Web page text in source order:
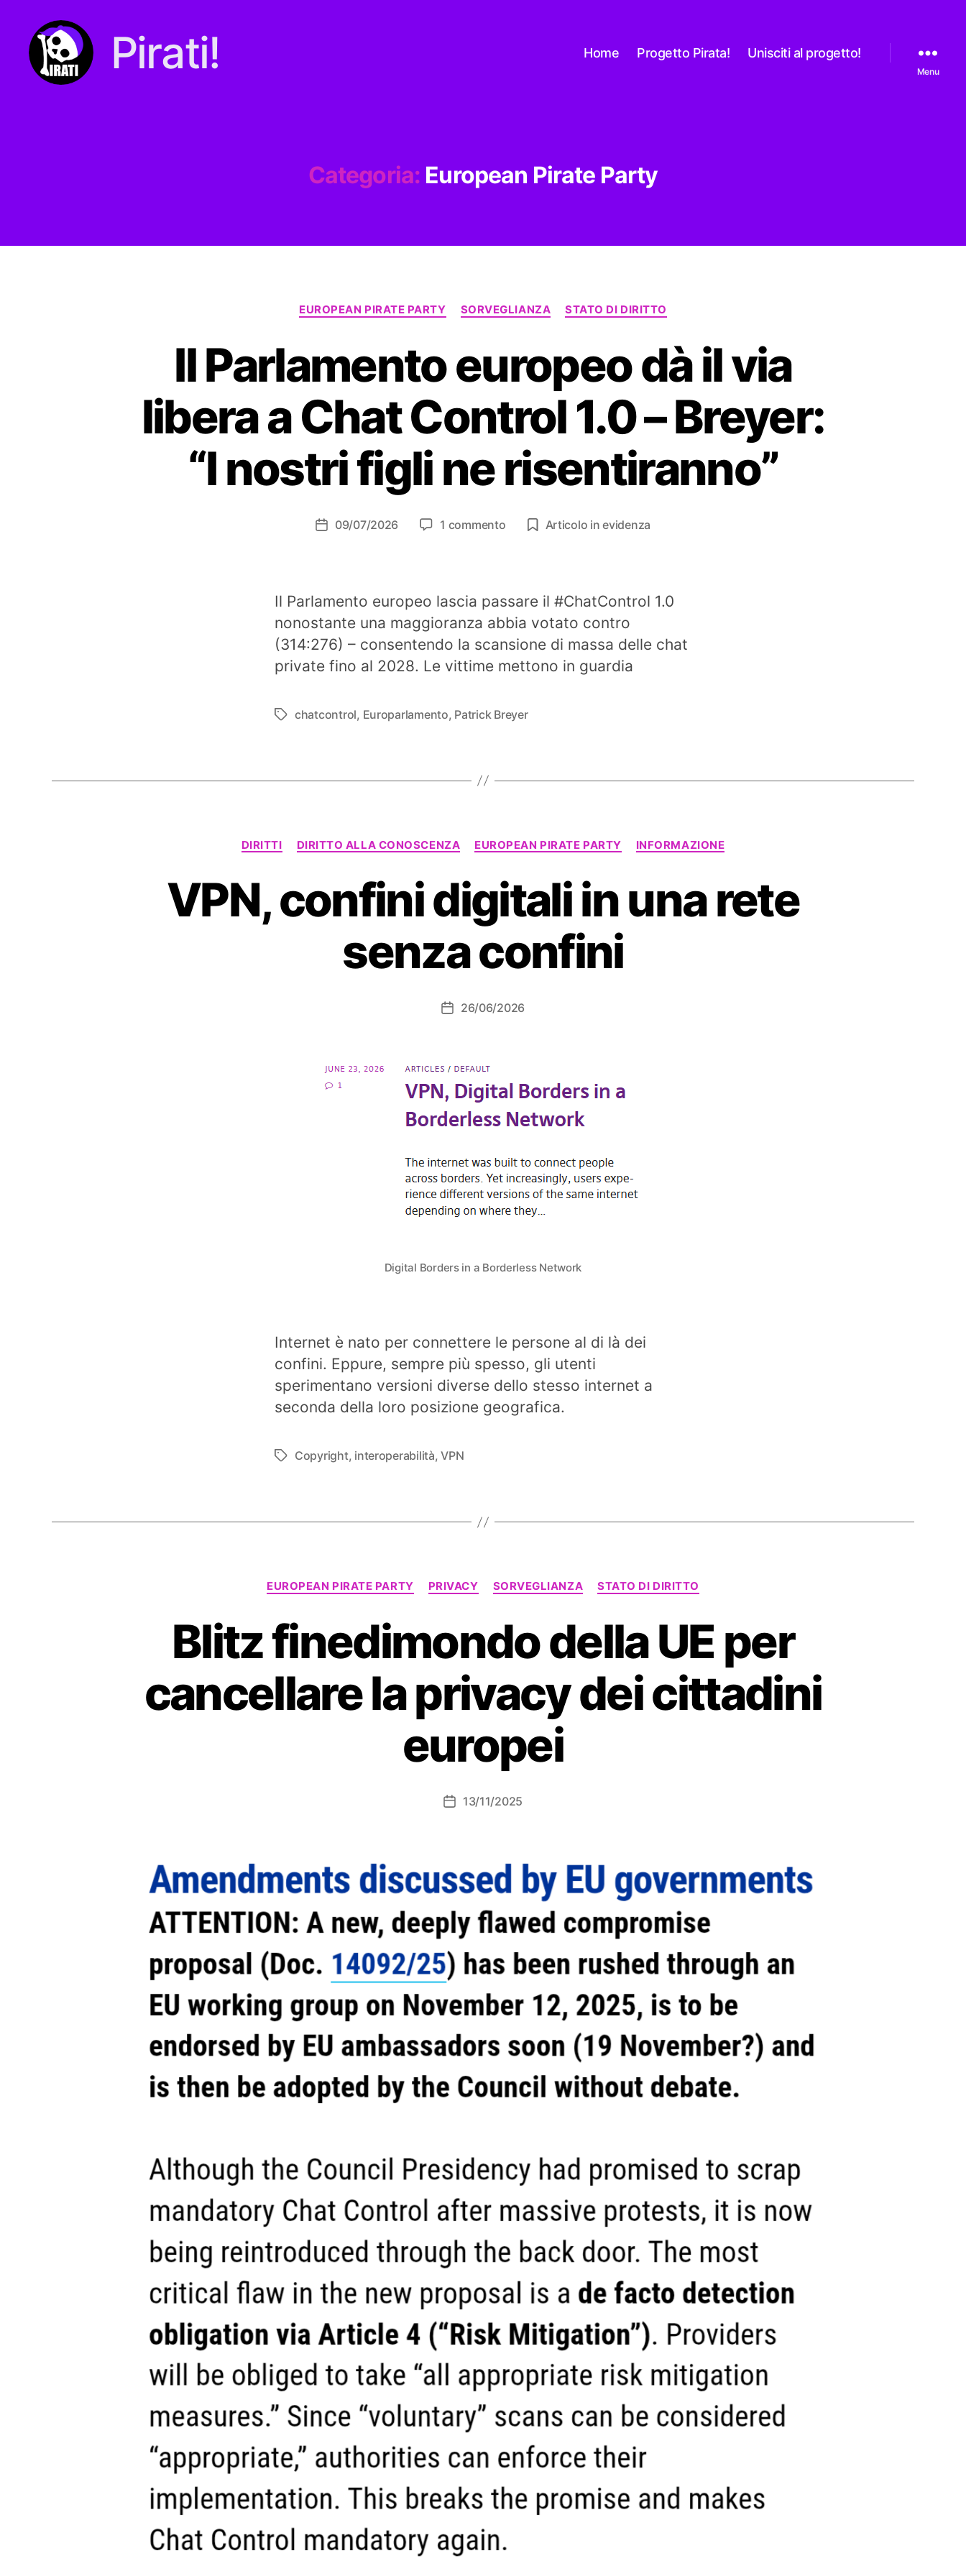
Pirati! Home Progetto Pirata! Unisciti al progetto!
Menu
Categoria: European Pirate Party
Categorie
EUROPEAN PIRATE PARTY SORVEGLIANZA STATO DI DIRITTO
Il Parlamento europeo dà il via
libera a Chat Control 1.0 – Breyer:
“I nostri figli ne risentiranno”
Data09/07/2026 1 commentosu
il
via
libera
a
1.0
nostri
Articolo in evidenza
Il Parlamento europeo lascia passare il #ChatControl 1.0
nonostante una maggioranza abbia votato contro
(314:276) – consentendo la scansione di massa delle chat
private fino al 2028. Le vittime mettono in guardia
Tag chatcontrol, Europarlamento, Patrick Breyer
Categorie
DIRITTI DIRITTO ALLA CONOSCENZA EUROPEAN PIRATE PARTY INFORMAZIONE
VPN, confini digitali in una rete
senza confini
Data26/06/2026
Digital Borders in a Borderless Network
Internet è nato per connettere le persone al di là dei
confini. Eppure, sempre più spesso, gli utenti
sperimentano versioni diverse dello stesso internet a
seconda della loro posizione geografica.
Tag Copyright, interoperabilità,VPN
Categorie
EUROPEAN PIRATE PARTY PRIVACY SORVEGLIANZA STATO DI DIRITTO
Blitz finedimondo della UE per
cancellare la privacy dei cittadini
europei
Data13/11/2025